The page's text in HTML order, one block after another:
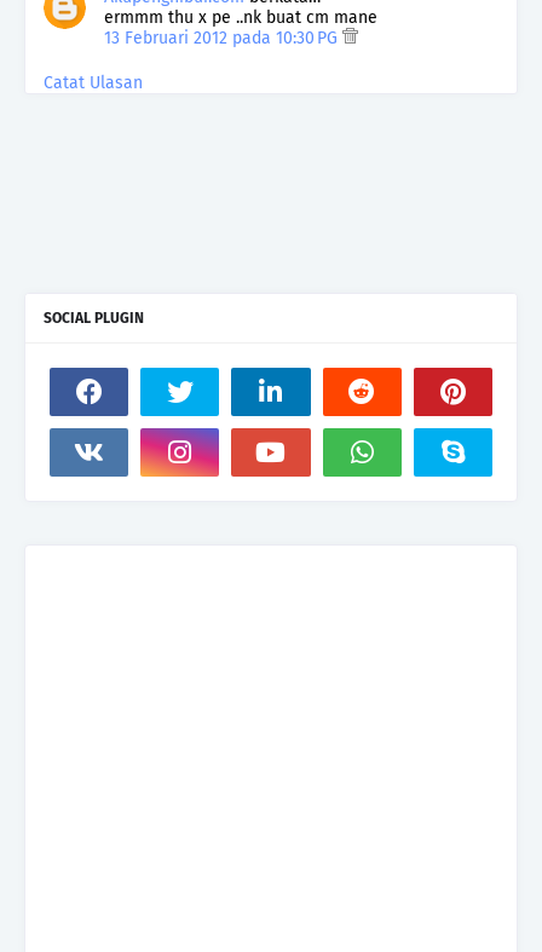
ermmm thu x pe ..nk buat cm mane
13 Februari 2012 pada 10:30 PG
Catat Ulasan
SOCIAL PLUGIN